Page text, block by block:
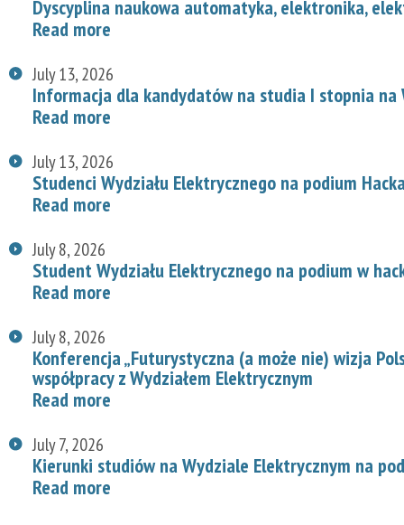
Dyscyplina naukowa automatyka, elektronika,
Read more
July 13, 2026
Informacja dla kandydatów na studia I stopnia na
Read more
July 13, 2026
Studenci Wydziału Elektrycznego na podium
Read more
July 8, 2026
Student Wydziału Elektrycznego na podium w
Read more
July 8, 2026
Konferencja „Futurystyczna (a może nie) wizja
współpracy z Wydziałem Elektrycznym
Read more
July 7, 2026
Kierunki studiów na Wydziale Elektrycznym na
Read more